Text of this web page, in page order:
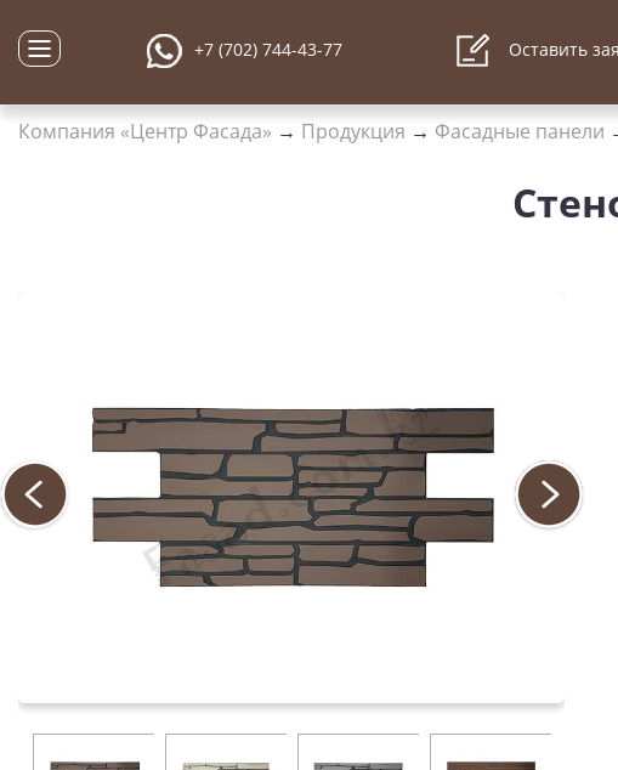
+7 (702) 744-43-77 Оставить
Компания «Центр Фасада» → Продукция → Фасадные панели